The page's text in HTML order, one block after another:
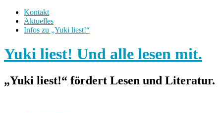
Kontakt
Aktuelles
Infos zu „Yuki liest!“
Yuki liest! Und alle lesen mit.
„Yuki liest!“ fördert Lesen und Literatur.